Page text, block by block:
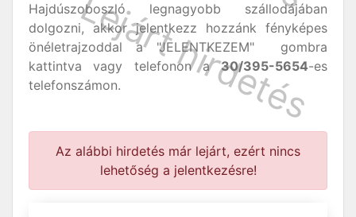
Hajdúszoboszló legnagyobb szállodájában
dolgozni, akkor jelentkezz hozzánk fényképes
önéletrajzoddal a "JELENTKEZEM" gombra
kattintva vagy telefonon a30/395-5654-es
telefonszámon.
Az alábbi hirdetés már lejárt, ezért nincs
lehetőség a jelentkezésre!